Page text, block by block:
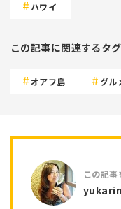
ハワイ
この記事に関連するタグ
オアフ島 グル